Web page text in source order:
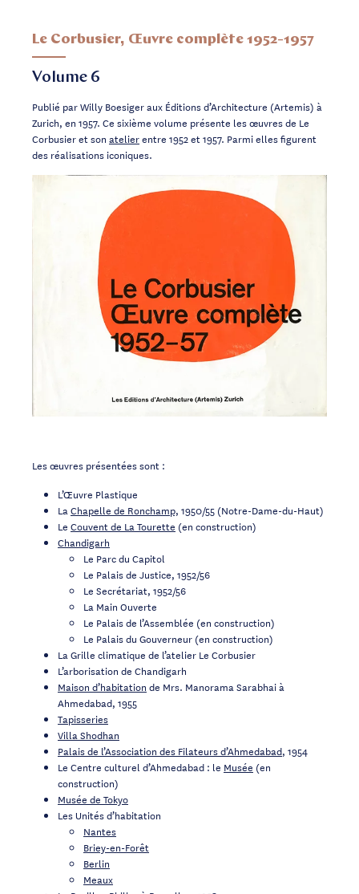
Le Corbusier, Œuvre complète 1952-1957
Volume 6
Publié par Willy Boesiger aux Éditions d’Architecture (Artemis) à
Zurich, en 1957. Ce sixième volume présente les œuvres de Le
Corbusier et son atelierentre 1952 et 1957. Parmi elles figurent
des réalisations iconiques.
Les œuvres présentées sont :
L’Œuvre Plastique
La Chapelle de Ronchamp, 1950/55 (Notre-Dame-du-Haut)
Le Couvent de La Tourette (en construction)
Chandigarh
Le Parc du Capitol
Le Palais de Justice, 1952/56
Le Secrétariat, 1952/56
La Main Ouverte
Le Palais de l’Assemblée (en construction)
Le Palais du Gouverneur (en construction)
La Grille climatique de l’atelier Le Corbusier
L’arborisation de Chandigarh
Maison d’habitation de Mrs. Manorama Sarabhai à
Ahmedabad, 1955
Tapisseries
Villa Shodhan
Palais de l’Association des Filateurs d’Ahmedabad, 1954
Le Centre culturel d’Ahmedabad : le Musée (en
construction)
Musée de Tokyo
Les Unités d’habitation
Nantes
Briey-en-Forêt
Berlin
Meaux